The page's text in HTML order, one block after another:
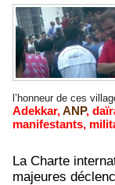
l’honneur de ces
Adekkar,ANP,
manifestants,
La Charte
majeures